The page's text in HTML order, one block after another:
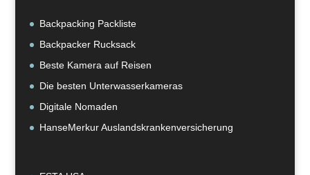
Backpacking Packliste
Backpacker Rucksack
Beste Kamera auf Reisen
Die besten Unterwasserkameras
Digitale Nomaden
HanseMerkur Auslandskrankenversicherung